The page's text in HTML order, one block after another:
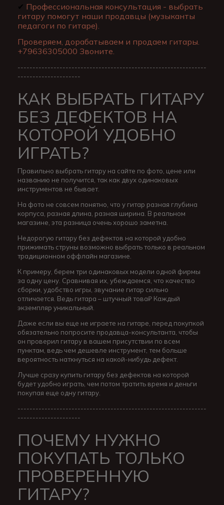
✔ Профессиональная консультация - выбрать
гитару помогут наши продавцы (музыканты
педагоги по гитаре).
Проверяем, дорабатываем и продаем гитары.
+79636305000 Звоните.
---------------------------------------------------------------
---------------------
КАК ВЫБРАТЬ ГИТАРУ
БЕЗ ДЕФЕКТОВ НА
КОТОРОЙ УДОБНО
ИГРАТЬ?
Правильно выбрать гитару на сайте по фото, цене или
названию не получится, так как двух одинаковых
инструментов не бывает.
На фото не совсем понятно, что у гитар разная глубина
корпуса, разная длина, разная ширина. В реальном
магазине, эта разница очень хорошо заметна.
Недорогую гитару без дефектов на которой удобно
прижимать струны возможно выбрать только в реальном
традиционном оффлайн магазине.
К примеру, берем три одинаковых модели одной фирмы
за одну цену. Сравнивая их, убеждаемся, что качество
сборки, удобство игры, звучание гитар сильно
отличается. Ведь гитара – штучный това₽ Каждый
экземпляр уникальный.
Даже если вы еще не играете на гитаре, перед покупкой
обязательно попросите продавца-консультанта, чтобы
он проверил гитару в вашем присутствии по всем
пунктам, ведь чем дешевле инструмент, тем больше
вероятность наткнуться на какой-нибудь дефект.
Лучше сразу купить гитару без дефектов на которой
будет удобно играть, чем потом тратить время и деньги
покупая еще одну гитару.
---------------------------------------------------------------
---------------------
ПОЧЕМУ НУЖНО
ПОКУПАТЬ ТОЛЬКО
ПРОВЕРЕННУЮ
ГИТАРУ?